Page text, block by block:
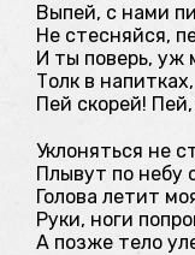
Выпей, с нами
Не стесняйся,
И ты поверь, уж
Толк в напитках,
Пей скорей!
Уклоняться не
Плывут по небу
Голова летит
Руки, ноги
А позже тело